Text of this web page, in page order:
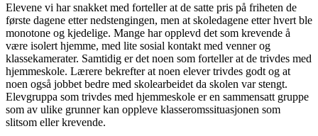
Elevene vi har snakket med forteller at de satte pris på friheten de
første dagene etter nedstengingen, men at skoledagene etter hvert ble
monotone og kjedelige. Mange har opplevd det som krevende å
være isolert hjemme, med lite sosial kontakt med venner og
klassekamerater. Samtidig er det noen som forteller at de trivdes med
hjemmeskole. Lærere bekrefter at noen elever trivdes godt og at
noen også jobbet bedre med skolearbeidet da skolen var stengt.
Elevgruppa som trivdes med hjemmeskole er en sammensatt gruppe
som av ulike grunner kan oppleve klasseromssituasjonen som
slitsom eller krevende.